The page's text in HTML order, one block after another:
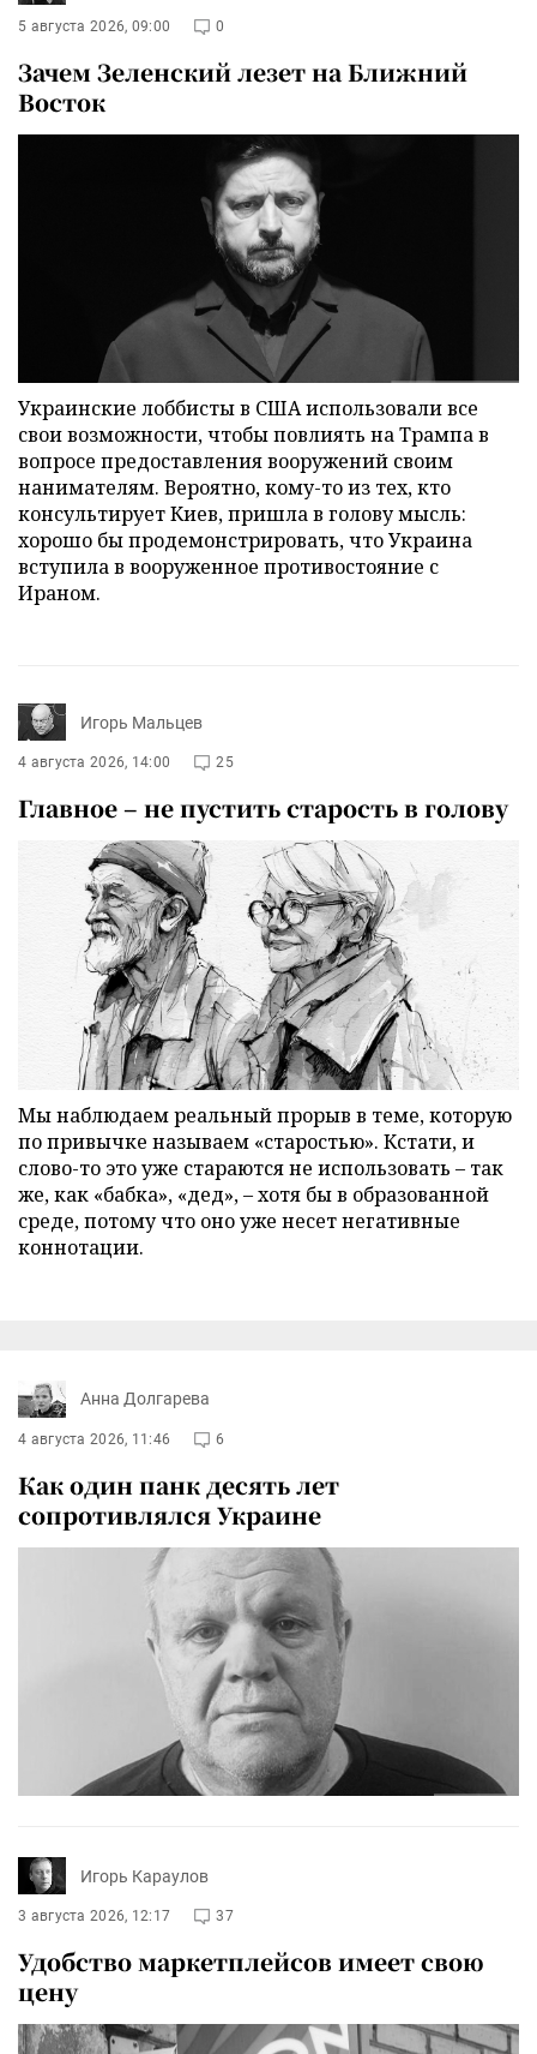
5 августа 2026, 09:00 0
Зачем Зеленский лезет на Ближний
Восток
Украинские лоббисты в США использовали все
свои возможности, чтобы повлиять на Трампа в
вопросе предоставления вооружений своим
нанимателям. Вероятно, кому-то из тех, кто
консультирует Киев, пришла в голову мысль:
хорошо бы продемонстрировать, что Украина
вступила в вооруженное противостояние с
Ираном.
Игорь Мальцев
4 августа 2026, 14:00 25
Главное – не пустить старость в голову
Мы наблюдаем реальный прорыв в теме, которую
по привычке называем «старостью». Кстати, и
слово-то это уже стараются не использовать – так
же, как «бабка», «дед», – хотя бы в образованной
среде, потому что оно уже несет негативные
коннотации.
Анна Долгарева
4 августа 2026, 11:46 6
Как один панк десять лет
сопротивлялся Украине
Игорь Караулов
3 августа 2026, 12:17 37
Удобство маркетплейсов имеет свою
цену